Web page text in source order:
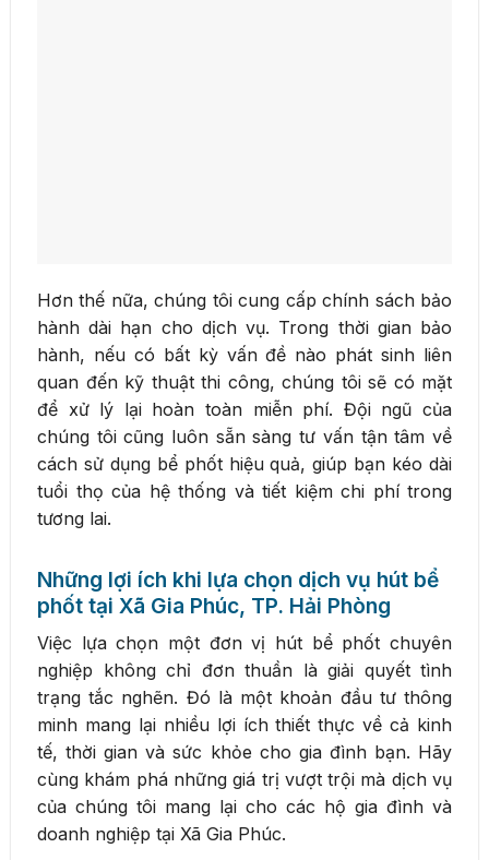
Hơn thế nữa, chúng tôi cung cấp chính sách bảo
hành dài hạn cho dịch vụ. Trong thời gian bảo
hành, nếu có bất kỳ vấn đề nào phát sinh liên
quan đến kỹ thuật thi công, chúng tôi sẽ có mặt
để xử lý lại hoàn toàn miễn phí. Đội ngũ của
chúng tôi cũng luôn sẵn sàng tư vấn tận tâm về
cách sử dụng bể phốt hiệu quả, giúp bạn kéo dài
tuổi thọ của hệ thống và tiết kiệm chi phí trong
tương lai.
Những lợi ích khi lựa chọn dịch vụ hút bể
phốt tại Xã Gia Phúc, TP. Hải Phòng
Việc lựa chọn một đơn vị hút bể phốt chuyên
nghiệp không chỉ đơn thuần là giải quyết tình
trạng tắc nghẽn. Đó là một khoản đầu tư thông
minh mang lại nhiều lợi ích thiết thực về cả kinh
tế, thời gian và sức khỏe cho gia đình bạn. Hãy
cùng khám phá những giá trị vượt trội mà dịch vụ
của chúng tôi mang lại cho các hộ gia đình và
doanh nghiệp tại Xã Gia Phúc.